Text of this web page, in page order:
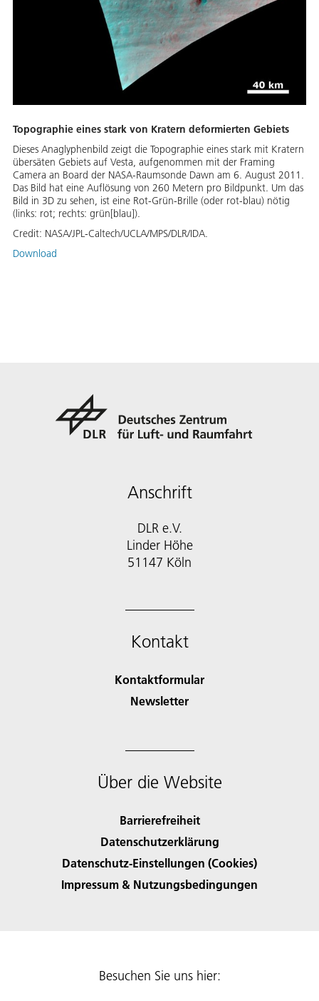
Topographie eines stark von Kratern deformierten Gebiets
Dieses Anaglyphenbild zeigt die Topographie eines stark mit Kratern
übersäten Gebiets auf Vesta, aufgenommen mit der Framing
Camera an Board der NASA-Raumsonde Dawn am 6. August 2011.
Das Bild hat eine Auflösung von 260 Metern pro Bildpunkt. Um das
Bild in 3D zu sehen, ist eine Rot-Grün-Brille (oder rot-blau) nötig
(links: rot; rechts: grün[blau]).
Credit: NASA/JPL-Caltech/UCLA/MPS/DLR/IDA.
Download
Anschrift
DLR e.V.
Linder Höhe
51147 Köln
Kontakt
Kontaktformular
Newsletter
Über die Website
Barrierefreiheit
Datenschutzerklärung
Datenschutz-Einstellungen (Cookies)
Impressum & Nutzungsbedingungen
Besuchen Sie uns hier: